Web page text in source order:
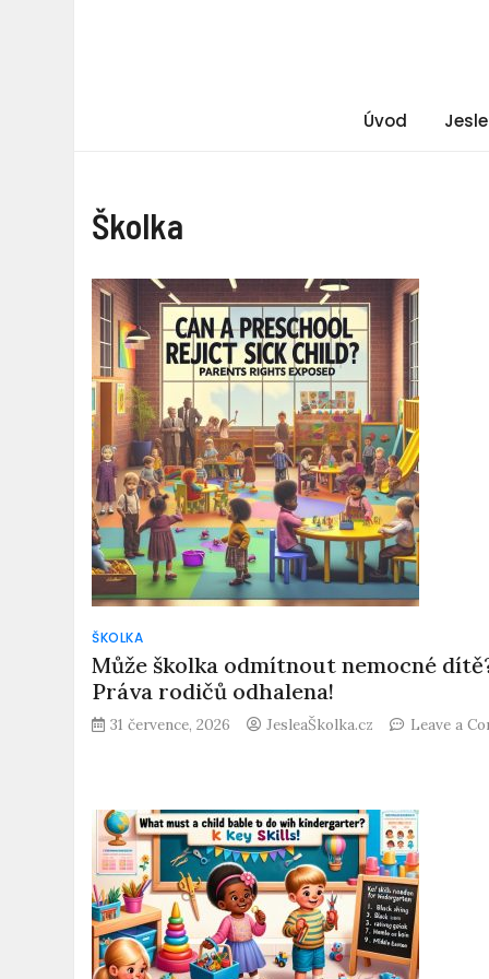
Úvod Jesle
Školka
ŠKOLKA
Může školka odmítnout nemocné
Práva rodičů odhalena!
31 července, 2026 JesleaŠkolka.cz
Leave a
odmítnout
nemocné
dítě?
Práva
rodičů
odhalena!